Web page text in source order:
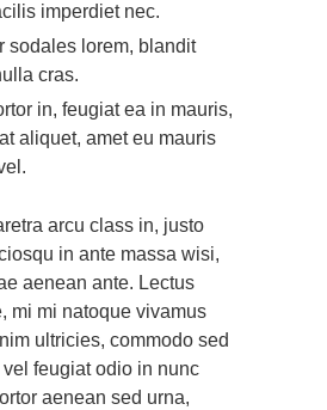
imperdiet nec.
sodales lorem, blandit
cras.
in, feugiat ea in mauris,
aliquet, amet eu mauris
arcu class in, justo
in ante massa wisi,
aenean ante. Lectus
mi mi natoque vivamus
ultricies, commodo sed
feugiat odio in nunc
aenean sed urna,